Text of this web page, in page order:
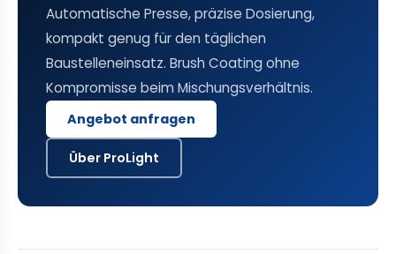
Automatische Presse, präzise Dosierung,
kompakt genug für den täglichen
Baustelleneinsatz. Brush Coating ohne
Kompromisse beim Mischungsverhältnis.
Angebot anfragen
Über ProLight